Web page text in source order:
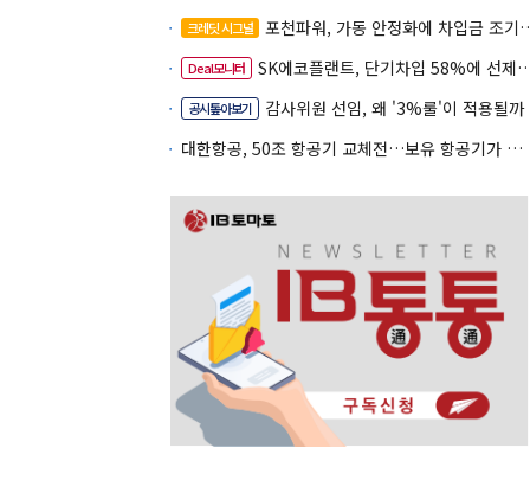
크레딧 시그널 포천파워, 가동 안정화에 차입금 조기상환 속도
Deal모니터 SK에코플랜트, 단기차입 58%에 선제 차환 카드
공시톺아보기
감사위원 선임, 왜 '3%룰'이 적용될까
대한항공, 50조 항공기 교체전…보유 항공기가 조달 카드